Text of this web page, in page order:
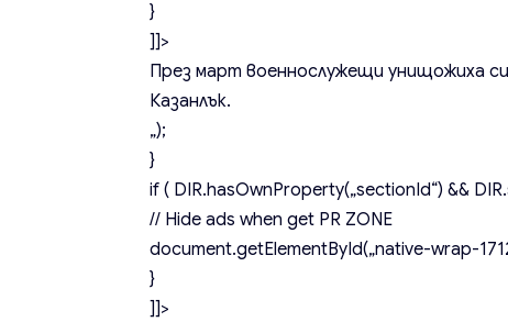
}
]]>
През март военнослужещи унищожиха
Казанлък.
„);
}
if ( DIR.hasOwnProperty(„sectionId“) &&
// Hide ads when get PR ZONE
document.getElementById(„native-wrap-
}
]]>